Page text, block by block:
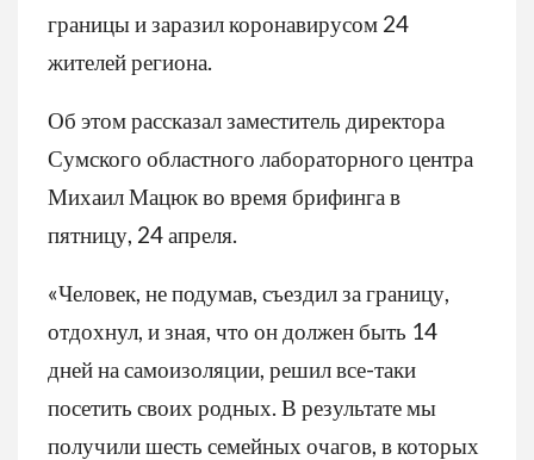
границы и заразил коронавирусом 24
жителей региона.
Об этом рассказал заместитель директора
Сумского областного лабораторного центра
Михаил Мацюк во время брифинга в
пятницу, 24 апреля.
«Человек, не подумав, съездил за границу,
отдохнул, и зная, что он должен быть 14
дней на самоизоляции, решил все-таки
посетить своих родных. В результате мы
получили шесть семейных очагов, в которых